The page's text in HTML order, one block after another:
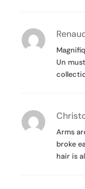
Un
Arms
broke
hair is